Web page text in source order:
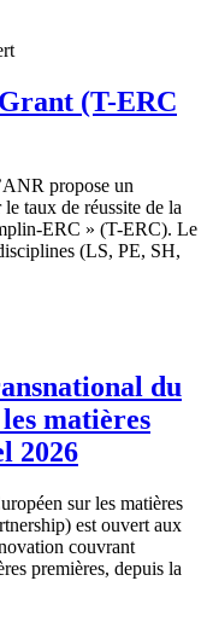
(T-ERC
propose un
taux de réussite de la
ERC » (T-ERC). Le
(LS, PE, SH,
du
matières
2026
sur les matières
est ouvert aux
couvrant
premières, depuis la